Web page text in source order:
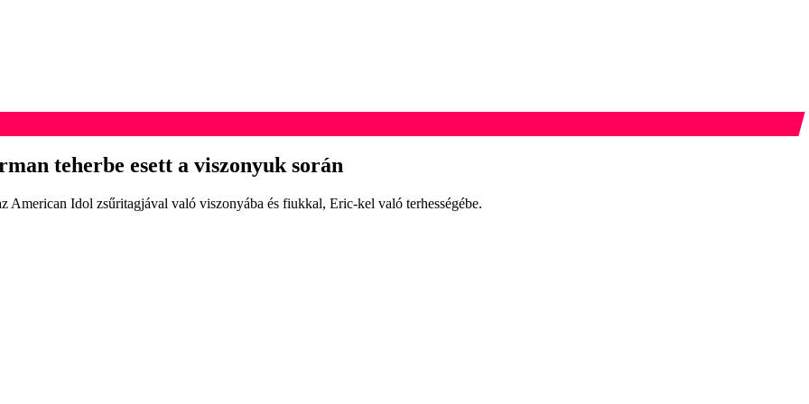
teherbe esett a viszonyuk során
Idol zsűritagjával való viszonyába és fiukkal, Eric-kel való terhességébe.